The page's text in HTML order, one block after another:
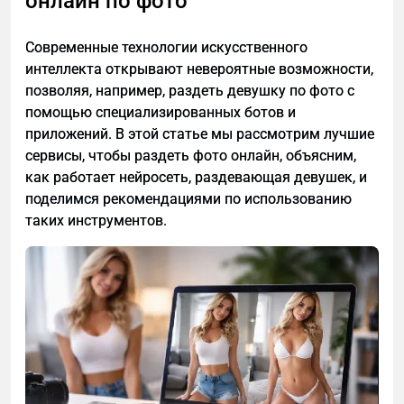
Дашборд проверки ДЗ для наставника
Журнал и дневник
Функции для отдела продаж
Проблема №1: группы формировались
менеджерами вручную
Проблема №2: менеджеры тратили много
времени на составление пакетов
Проблема №3: необходимо собирать
информацию о заказах для финансовых
отчетов и маркетинга
Итоги проекта
Своя платформа для онлайн-обучения: кому
подходит
Про автора проекта
Эля Смит учит истории и готовит школьников к
Современные технологии искусственного
интеллекта открывают невероятные возможности,
позволяя, например, раздеть девушку по фото с
помощью специализированных ботов и
приложений. В этой статье мы рассмотрим лучшие
сервисы, чтобы раздеть фото онлайн, объясним,
как работает нейросеть, раздевающая девушек, и
поделимся рекомендациями по использованию
таких инструментов.